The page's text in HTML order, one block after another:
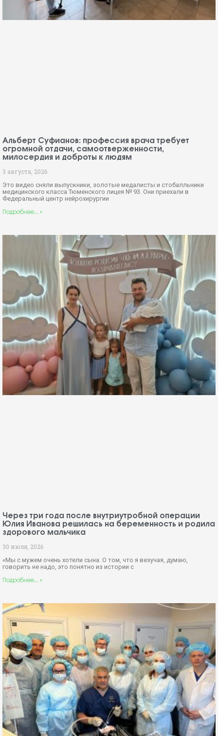
Альберт Суфианов: профессия врача требует
огромной отдачи, самоотверженности,
милосердия и доброты к людям
3 августа, 2026
Это видео сняли выпускники, золотые медалисты и стобалльники
медицинского класса Тюменского лицея № 93. Они приехали в
Федеральный центр нейрохирургии
Подробнее... »
Через три года после внутриутробной операции
Юлия Иванова решилась на беременность и родила
здорового мальчика
30 июля, 2026
«Мы с мужем очень хотели сына. О том, что я везучая, думаю,
говорить не надо, это понятно из истории с
Подробнее... »